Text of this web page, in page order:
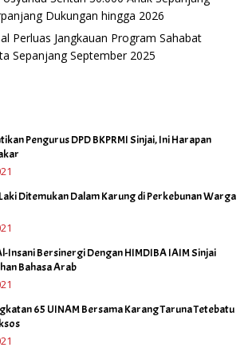
Dukungan hingga 2026
Perluas Jangkauan Program Sahabat
Sepanjang September 2025
Pengurus DPD BKPRMI Sinjai, Ini Harapan
Ditemukan Dalam Karung di Perkebunan Warga
Insani Bersinergi Dengan HIMDIBA IAIM Sinjai
Bahasa Arab
65 UINAM Bersama Karang Taruna Tetebatu